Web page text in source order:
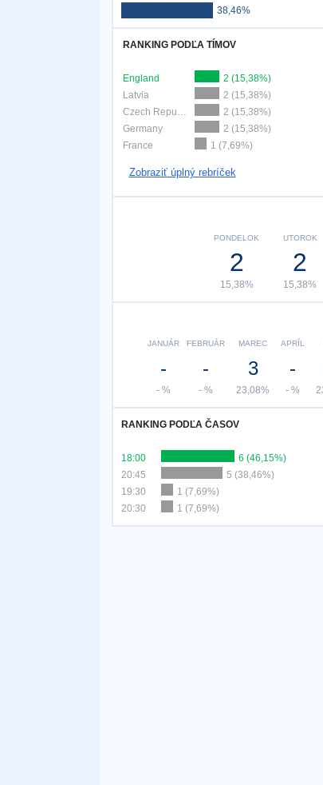
38,46%
RANKING PODĽA TÍMOV
England
2 (15,38%)
Latvia
2 (15,38%)
Czech Republic
2 (15,38%)
Germany
2 (15,38%)
France
1 (7,69%)
Zobraziť úplný rebríček
PONDELOK
2
15,38%
UTOROK
2
15,38%
JANUÁR
-
- %
FEBRUÁR
-
- %
MAREC
3
23,08%
APRÍL
-
- %
RANKING PODĽA ČASOV
18:00
6 (46,15%)
20:45
5 (38,46%)
19:30
1 (7,69%)
20:30
1 (7,69%)